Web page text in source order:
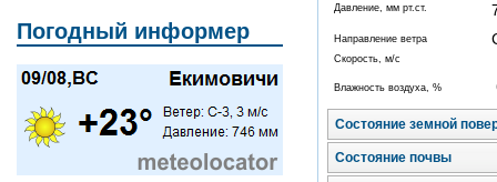
Погодный информер
Давление, мм рт.ст.
Направление ветра
Скорость, м/с
Влажность воздуха, %
Состояние земной
Состояние почвы